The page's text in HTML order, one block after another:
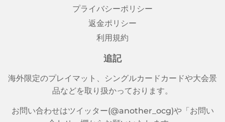
プライバシーポリシー
返金ポリシー
利用規約
追記
海外限定のプレイマット、シングルカードカードや大会景
品などを取り扱かっております。
お問い合わせはツイッター(@another_ocg)や「お問い